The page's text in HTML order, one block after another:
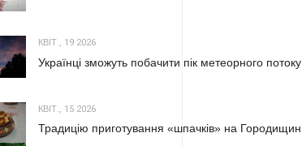
КВІТ., 19 2026
Українці зможуть побачити пік метеорного
КВІТ., 15 2026
Традицію приготування «шпачків» на